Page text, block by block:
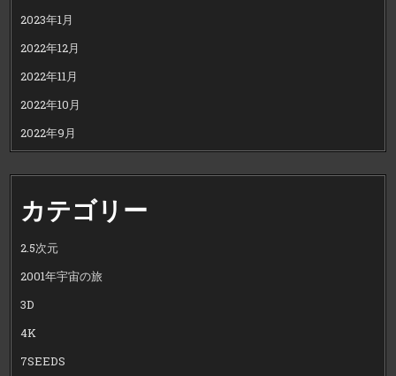
2023年1月
2022年12月
2022年11月
2022年10月
2022年9月
カテゴリー
2.5次元
2001年宇宙の旅
3D
4K
7SEEDS